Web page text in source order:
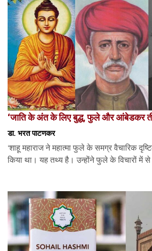
‘जाति के अंत के लिए बुद्ध, फुले और आंबेडकर
डा. भरत पाटणकर
‘शाहू महाराज ने महात्मा फुले के समग्र वैचारिक
किया था। यह तथ्य है। उन्होंने फुले के विचारों में